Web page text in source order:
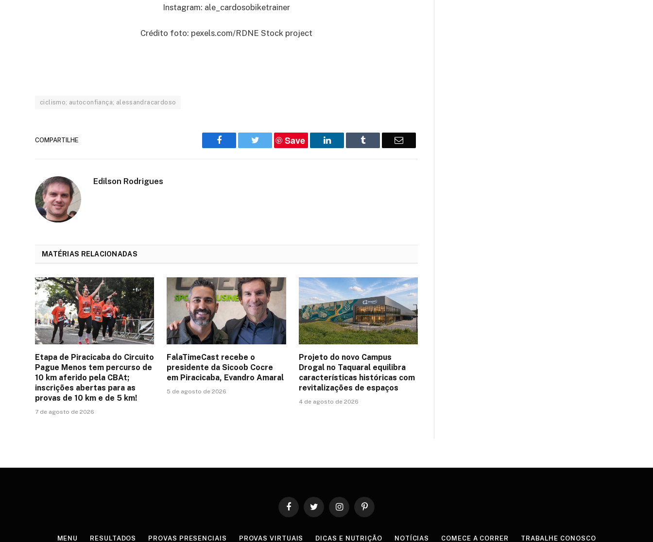
Instagram: ale_cardosobiketrainer
Crédito foto: pexels.com/RDNE Stock project
ciclismo; autoconfiança; alessandracardoso
COMPARTILHE Facebook Twitter Save LinkedIn Tumblr Email
Edilson Rodrigues
MATÉRIAS RELACIONADAS
Etapa de Piracicaba do Circuito
Pague Menos tem percurso de
10 km aferido pela CBAt;
inscrições abertas para as
provas de 10 km e de 5 km!
7 de agosto de 2026
FalaTimeCast recebe o
presidente da Sicoob Cocre
em Piracicaba, Evandro Amaral
5 de agosto de 2026
Projeto do novo Campus
Drogal no Taquaral equilibra
características históricas com
revitalizações de espaços
4 de agosto de 2026
FacebookTwitter InstagramPinterest
MENU RESULTADOS PROVAS PRESENCIAIS PROVAS VIRTUAIS DICAS E NUTRIÇÃO NOTÍCIAS COMECE A CORRER TRABALHE CONOSCO